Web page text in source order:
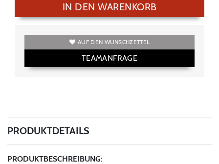
IN DEN WARENKORB
AUF DEN WUNSCHZETTEL
TEAMANFRAGE
PRODUKTDETAILS
PRODUKTBESCHREIBUNG: